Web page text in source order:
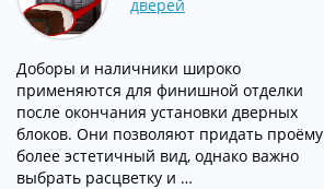
дверей
Доборы и наличники широко
применяются для финишной отделки
после окончания установки дверных
блоков. Они позволяют придать проёму
более эстетичный вид, однако важно
выбрать расцветку и …